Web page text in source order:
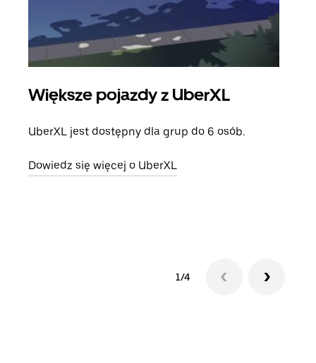
Większe pojazdy z UberXL
UberXL jest dostępny dla grup do 6 osób.
Dowiedz się więcej o UberXL
1/4